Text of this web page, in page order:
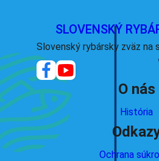
SLOVENSKÝ
Slovenský rybársky zväz na
O nás
História
Ochrana